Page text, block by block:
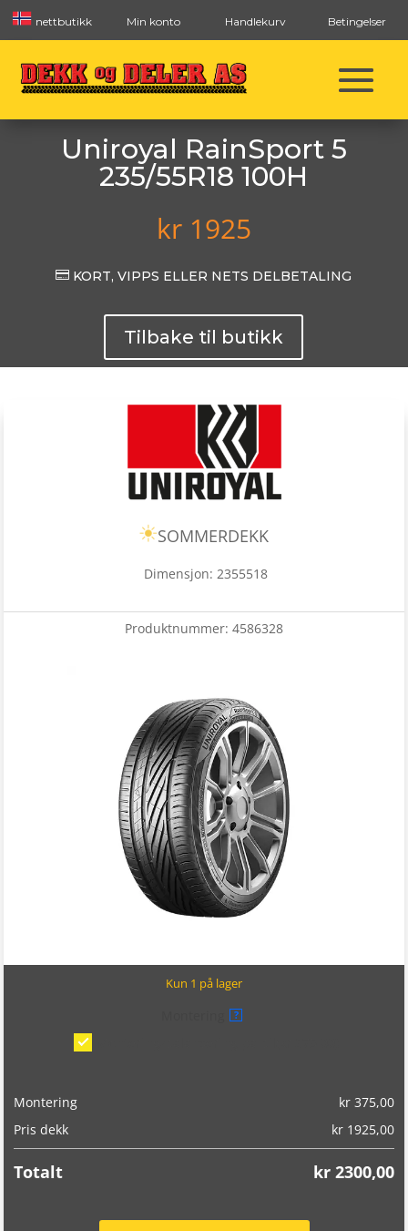
nettbutikk Min konto Handlekurv Betingelser
Uniroyal RainSport 5
235/55R18 100H
kr1925
 KORT, VIPPS ELLER NETS DELBETALING
Tilbake til butikk
SOMMERDEKK
Dimensjon: 2355518
Produktnummer: 4586328
Kun 1 på lager
?
Montering kr375,00
Pris dekk
kr1925,00
Totalt kr2300,00